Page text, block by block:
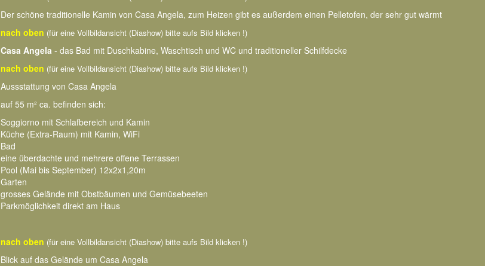
Der schöne traditionelle Kamin von Casa Angela, zum Heizen gibt es außerdem einen Pelletofen, der sehr gut wärmt
nach oben (für eine Vollbildansicht (Diashow) bitte aufs Bild klicken !)
Casa Angela - das Bad mit Duschkabine, Waschtisch und WC und traditioneller Schilfdecke
nach oben (für eine Vollbildansicht (Diashow) bitte aufs Bild klicken !)
Aussstattung von Casa Angela
auf 55 m² ca. befinden sich:
Soggiorno mit Schlafbereich und Kamin
Küche (Extra-Raum) mit Kamin, WiFi
Bad
eine überdachte und mehrere offene Terrassen
Pool (Mai bis September) 12x2x1,20m
Garten
grosses Gelände mit Obstbäumen und Gemüsebeeten
Parkmöglichkeit direkt am Haus
nach oben (für eine Vollbildansicht (Diashow) bitte aufs Bild klicken !)
Blick auf das Gelände um Casa Angela